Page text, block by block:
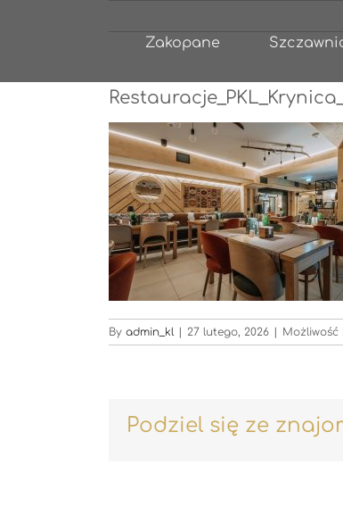
Zakopane
By admin_kl | 27 lutego, 2026 | Możliwość
Podziel się ze